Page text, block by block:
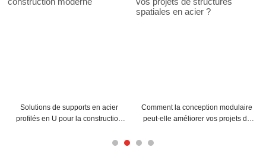
Solutions de supports en acier
profilés en U pour la construction
Comment la conception modulaire
peut-elle améliorer vos projets de